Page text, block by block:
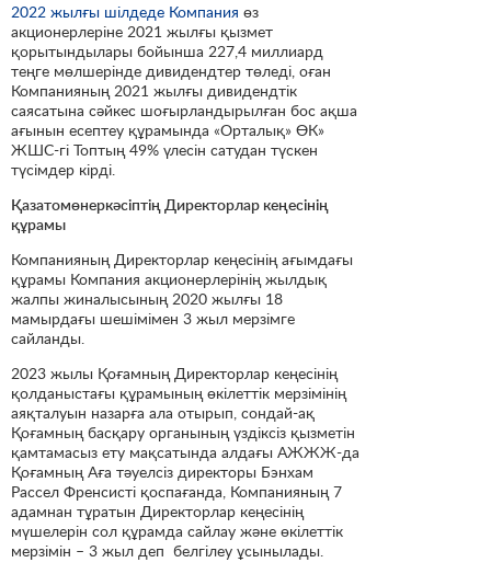
2022 жылғы шілдеде Компания өз
акционерлеріне 2021 жылғы қызмет
қорытындылары бойынша 227,4 миллиард
теңге мөлшерінде дивидендтер төледі, оған
Компанияның 2021 жылғы дивидендтік
саясатына сәйкес шоғырландырылған бос ақша
ағынын есептеу құрамында «Орталық» ӨК»
ЖШС-гі Топтың 49% үлесін сатудан түскен
түсімдер кірді.
Қазатомөнеркәсіптің Директорлар кеңесінің
құрамы
Компанияның Директорлар кеңесінің ағымдағы
құрамы Компания акционерлерінің жылдық
жалпы жиналысының 2020 жылғы 18
мамырдағы шешімімен 3 жыл мерзімге
сайланды.
2023 жылы Қоғамның Директорлар кеңесінің
қолданыстағы құрамының өкілеттік мерзімінің
аяқталуын назарға ала отырып, сондай-ақ
Қоғамның басқару органының үздіксіз қызметін
қамтамасыз ету мақсатында алдағы АЖЖЖ-да
Қоғамның Аға тәуелсіз директоры Бэнхам
Рассел Френсисті қоспағанда, Компанияның 7
адамнан тұратын Директорлар кеңесінің
мүшелерін сол құрамда сайлау және өкілеттік
мерзімін – 3 жыл деп белгілеу ұсынылады.